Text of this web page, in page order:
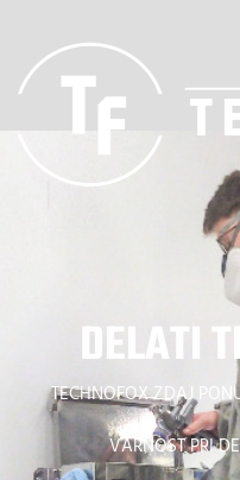
DELATI
TECHNOFOX ZDAJ
VARNOST PRI